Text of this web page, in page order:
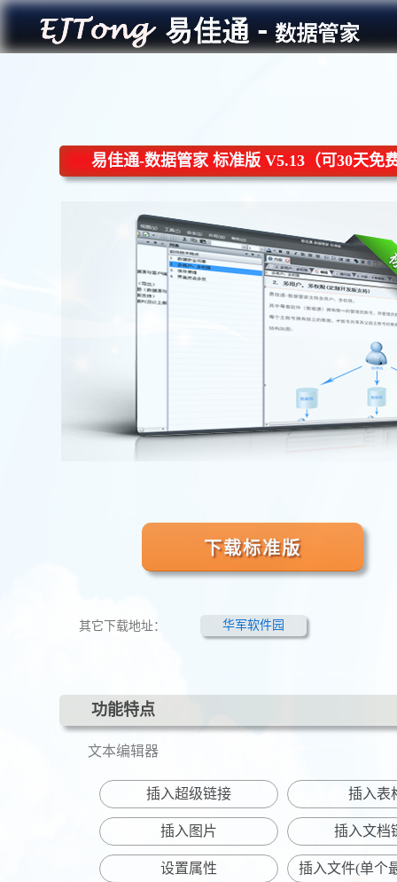
易佳通-数据管家 标准版 V5.13（可30天免
下载标准版
其它下载地址： 华军软件园
功能特点
文本编辑器
插入超级链接 插入表
插入图片 插入文档
设置属性 插入文件(单个